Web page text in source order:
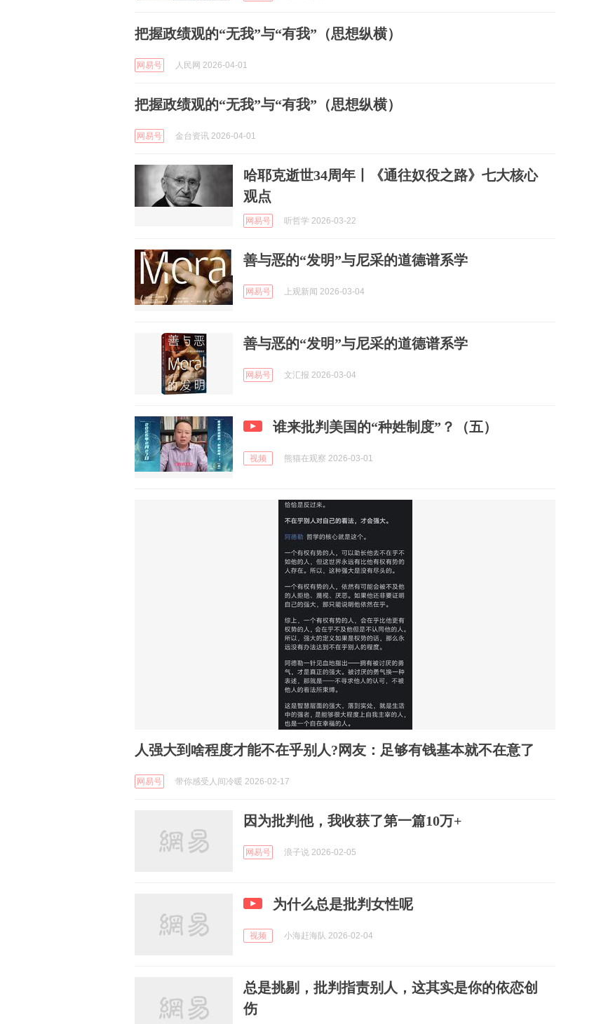
把握政绩观的“无我”与“有我”（思想纵横）
网易号 人民网 2026-04-01
把握政绩观的“无我”与“有我”（思想纵横）
网易号 金台资讯 2026-04-01
哈耶克逝世34周年丨《通往奴役之路》七大核心
观点
网易号 听哲学 2026-03-22
善与恶的“发明”与尼采的道德谱系学
网易号 上观新闻 2026-03-04
善与恶的“发明”与尼采的道德谱系学
网易号 文汇报 2026-03-04
谁来批判美国的“种姓制度”？（五）
视频 熊猫在观察 2026-03-01
人强大到啥程度才能不在乎别人?网友：足够有钱基本就不在意了
网易号 带你感受人间冷暖 2026-02-17
因为批判他，我收获了第一篇10万+
网易号 浪子说 2026-02-05
为什么总是批判女性呢
视频 小海赶海队 2026-02-04
总是挑剔，批判指责别人，这其实是你的依恋创
伤